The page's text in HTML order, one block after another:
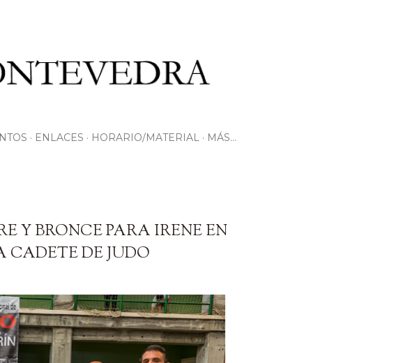
ENLACES HORARIO/MATERIAL MÁS…
Y BRONCE PARA IRENE EN
DE JUDO